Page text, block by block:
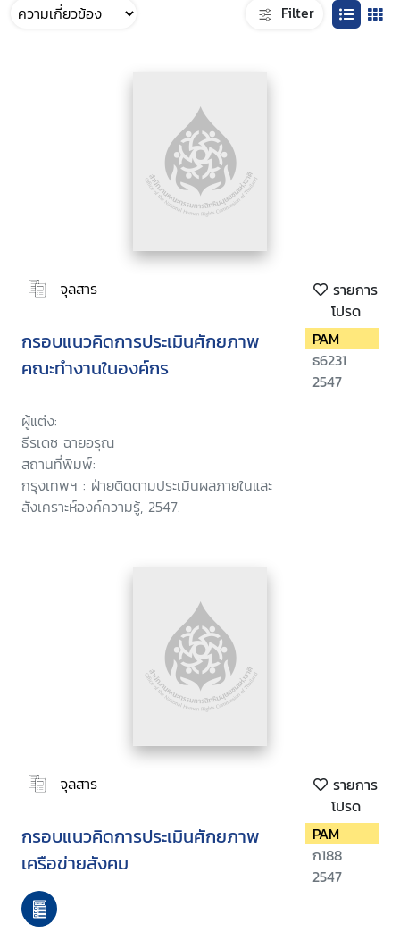
Filter
จุลสาร
รายการ
โปรด
กรอบแนวคิดการประเมินศักยภาพ
คณะทำงานในองค์กร
ผู้แต่ง:
ธีรเดช ฉายอรุณ
สถานที่พิมพ์:
กรุงเทพฯ : ฝ่ายติดตามประเมินผลภายในและ
สังเคราะห์องค์ความรู้, 2547.
PAM
ธ6231
2547
จุลสาร
รายการ
โปรด
กรอบแนวคิดการประเมินศักยภาพ
เครือข่ายสังคม
PAM
ก188
2547